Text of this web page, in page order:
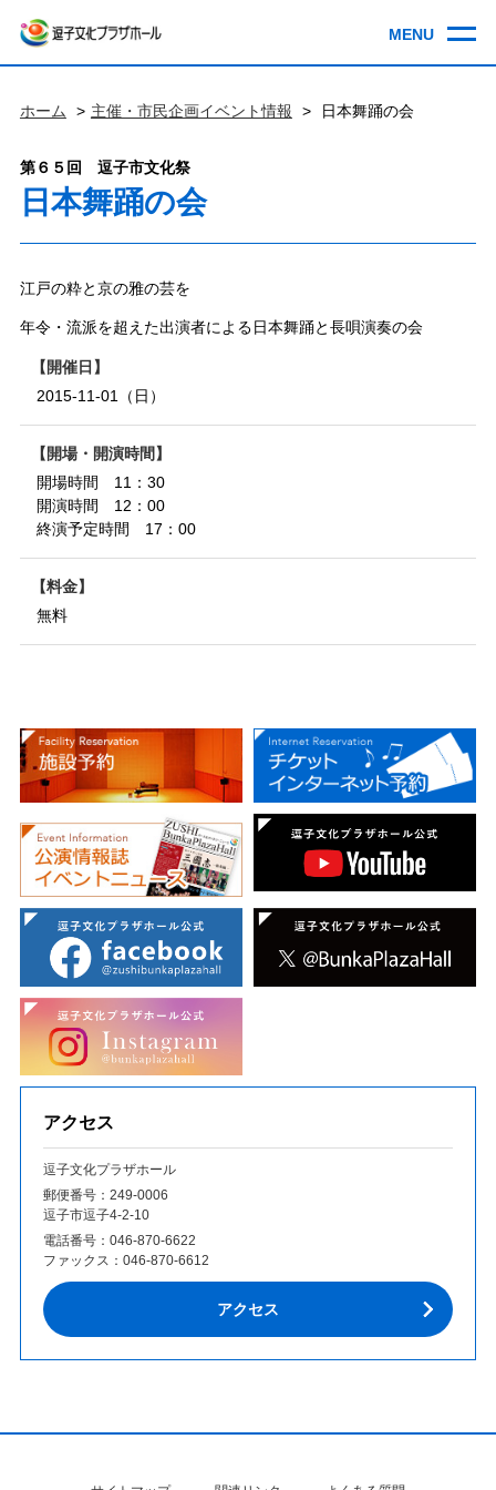
ホーム 主催・市民企画イベント情報 日本舞踊の会
第６５回 逗子市文化祭
日本舞踊の会
江戸の粋と京の雅の芸を
年令・流派を超えた出演者による日本舞踊と長唄演奏の会
開催日
2015-11-01（日）
開場・開演時間
開場時間 11：30
開演時間 12：00
終演予定時間 17：00
料金
無料
アクセス
逗子文化プラザホール
郵便番号：249‐0006
逗子市逗子4-2-10
電話番号： 046-870-6622
ファックス： 046-870-6612
アクセス